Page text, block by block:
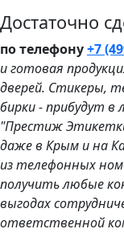
Достаточно
по телефону+7
и готовая
дверей. Стикеры,
бирки - прибудут в
"Престиж
даже в Крым и на
из телефонных
получить любые
выгодах
ответственной